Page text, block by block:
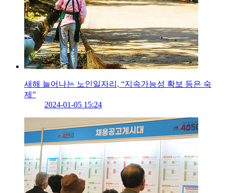
새해 늘어나는 노인일자리, “지속가능성 확보 등은 숙
제”
2024-01-05 15:24